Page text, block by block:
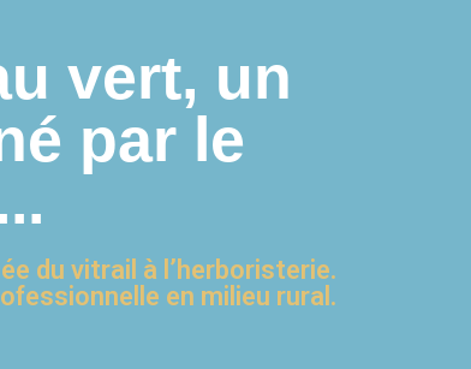
vert, un
par le
du vitrail à l’herboristerie.
en milieu rural.